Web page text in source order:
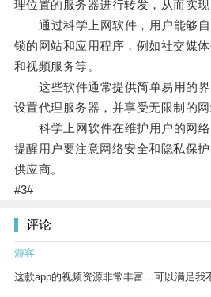
理位置的服务器进行转发，从而实现
通过科学上网软件，用户能够自
锁的网站和应用程序，例如社交媒
和视频服务等。
这些软件通常提供简单易用的界
设置代理服务器，并享受无限制的网
科学上网软件在维护用户的网络
提醒用户要注意网络安全和隐私保
供应商。
#3#
评论
游客
这款app的视频资源非常丰富，可以满足我